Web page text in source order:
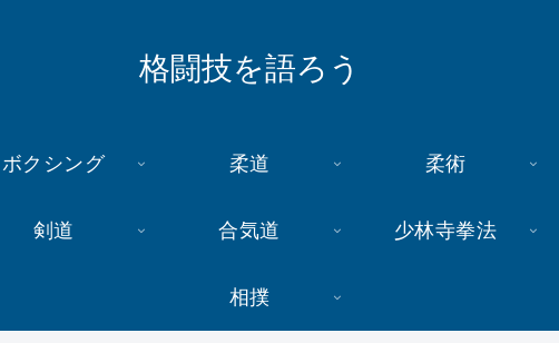
格闘技を語ろう
ボクシング 柔道 柔術
剣道 合気道 少林寺拳法
相撲